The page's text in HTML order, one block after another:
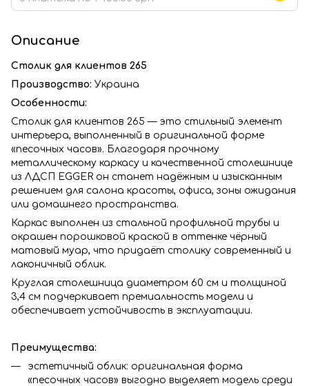
Описание
Столик для клиентов 265
Производство: Украина
Особенности:
Столик для клиентов 265 — это стильный элемент
интерьера, выполненный в оригинальной форме
«песочных часов». Благодаря прочному
металлическому каркасу и качественной столешнице
из ЛДСП EGGER он станет надёжным и изысканным
решением для салона красоты, офиса, зоны ожидания
или домашнего пространства.
Каркас выполнен из стальной профильной трубы и
окрашен порошковой краской в оттенке чёрный
матовый муар, что придаёт столику современный и
лаконичный облик.
Круглая столешница диаметром 60 см и толщиной
3,4 см подчеркивает премиальность модели и
обеспечивает устойчивость в эксплуатации.
Преимущества:
эстетичный облик: оригинальная форма
«песочных часов» выгодно выделяет модель среди